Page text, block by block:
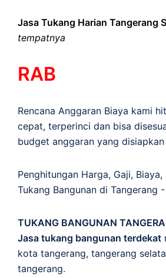
Jasa Tukang Harian Tangerang
tempatnya
RAB
Rencana Anggaran Biaya kami
cepat, terperinci dan bisa
budget anggaran yang
Penghitungan Harga, Gaji, Biaya,
Tukang Bangunan di Tangerang
TUKANG BANGUNAN
Jasa tukang bangunan terdekat
kota tangerang, tangerang
tangerang.